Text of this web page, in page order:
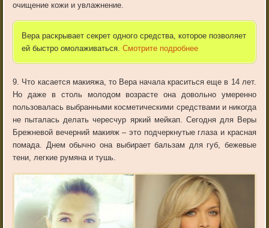
очищение кожи и увлажнение.
Вера раскрывает секрет одного средства, которое позволяет
ей быстро омолаживаться.Смотрите подробнее
9. Что касается макияжа, то Вера начала краситься еще в 14 лет.
Но даже в столь молодом возрасте она довольно умеренно
пользовалась выбранными косметическими средствами и никогда
не пыталась делать чересчур яркий мейкап. Сегодня для Веры
Брежневой вечерний макияж – это подчеркнутые глаза и красная
помада. Днем обычно она выбирает бальзам для губ, бежевые
тени, легкие румяна и тушь.